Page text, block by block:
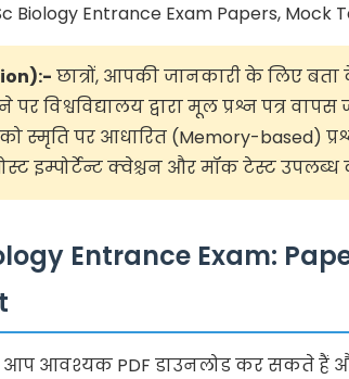
Biology Entrance Exam Papers, Mock
छात्रों, आपकी जानकारी के लिए बता
पर विश्वविद्यालय द्वारा मूल प्रश्न पत्र
स्मृति पर आधारित (Memory-based)
इम्पोर्टेन्ट क्वेश्चन और मॉक टेस्ट उपलब्ध
Entrance Exam:
आवश्यक PDF डाउनलोड कर सकते हैं